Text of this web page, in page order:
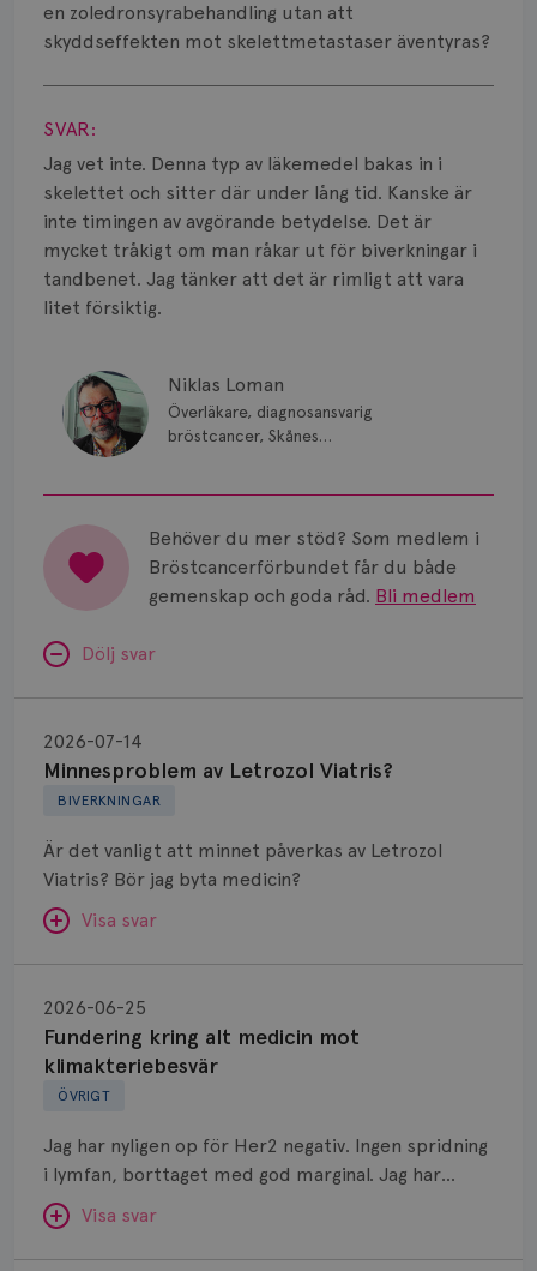
en zoledronsyrabehandling utan att
skyddseffekten mot skelettmetastaser äventyras?
Visa svar
SVAR:
Jag vet inte. Denna typ av läkemedel bakas in i
skelettet och sitter där under lång tid. Kanske är
inte timingen av avgörande betydelse. Det är
mycket tråkigt om man råkar ut för biverkningar i
tandbenet. Jag tänker att det är rimligt att vara
litet försiktig.
Niklas Loman
Överläkare, diagnosansvarig
bröstcancer, Skånes
Behöver du mer stöd? Som medlem i
Bröstcancerförbundet får du både
gemenskap och goda råd. Bli medlem
Dölj svar
BIVERKNINGAR
Minnesproblem av Letrozol Viatris?
2026-07-14
Är det vanligt att minnet påverkas av Letrozol
Viatris? Bör jag byta medicin?
Visa svar
SVAR:
Hej. Oavsett vilken hormonsänkande behandling
(men även cytostatika) man får så kan en del
uppleva negativ påverkan på minnet. Prata din
märke eller annan aromatashämmare. Det kan ofta
vara bra att ha en paus först, för att se att
besvären blir bättre, men bäst är att prata med
Letrozol
Viatris?
ÖVRIGT
Fundering kring alt medicin mot
klimakteriebesvär
2026-06-25
Jag har nyligen op för Her2 negativ. Ingen spridning
i lymfan, borttaget med god marginal. Jag har
genomgått en 5 dagars strålning och är färdig
behandlad. Efter att jag nu slutat med östrogen-
lenzetto, har klimakteriebesvären kommit med
Visa svar
kring
medicin
Knöl
Läkemedel
Smärta
Prognos
Risker
Strålning
Vätska